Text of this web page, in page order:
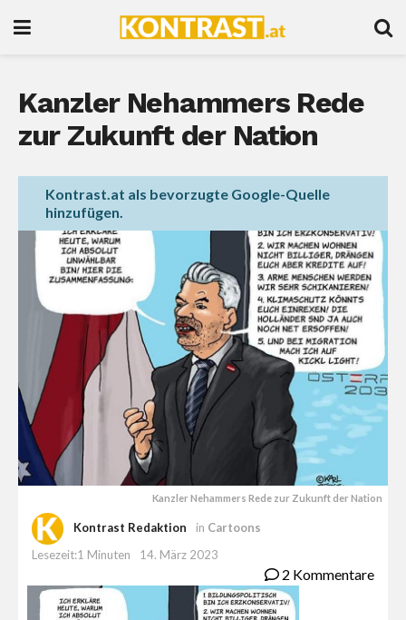
Kanzler Nehammers Rede
zur Zukunft der Nation
Kontrast.at als bevorzugte Google-Quelle
hinzufügen.
Kanzler Nehammers Rede zur Zukunft der Nation
Kontrast Redaktion in Cartoons
Lesezeit:1 Minuten
14. März 2023
2 Kommentare